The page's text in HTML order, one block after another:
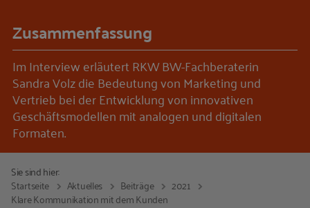
Zusammenfassung
Im Interview erläutert RKW BW-Fachberaterin
Sandra Volz die Bedeutung von Marketing und
Vertrieb bei der Entwicklung von innovativen
Geschäftsmodellen mit analogen und digitalen
Formaten.
Sie sind hier:
Startseite
Aktuelles Beiträge
2021
Klare Kommunikation mit dem Kunden